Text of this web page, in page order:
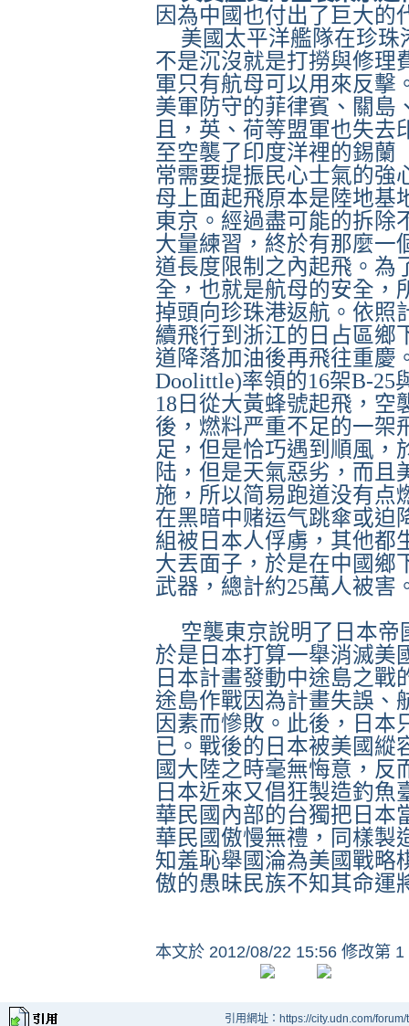
因為中國也付出了巨大的
美國太平洋艦隊在珍
不是沉沒就是打撈與修理
軍只有航母可以用來反擊
美軍防守的菲律賓、關島
且，英、荷等盟軍也失去
至空襲了印度洋裡的錫蘭
常需要提振民心士氣的強
母上面起飛原本是陸地基
東京。經過盡可能的拆除
大量練習，終於有那麼一
道長度限制之內起飛。為
全，也就是航母的安全，
掉頭向珍珠港返航。依照
續飛行到浙江的日占區鄉
道降落加油後再飛往重慶
Doolittle)率領的16架B-25
18 日從大黃蜂號起飛，空
後，燃料严重不足的一架
足，但是恰巧遇到順風，
陆，但是天氣惡劣，而且
施，所以简易跑道没有点
在黑暗中赌运气跳傘或迫
組被日本人俘虜，其他都
大丟面子，於是在中國鄉
武器，總計約25萬人被害
空襲東京說明了日本
於是日本打算一舉消滅美
日本計畫發動中途島之戰
途島作戰因為計畫失誤、
因素而慘敗。此後，日本
已。戰後的日本被美國縱
國大陸之時毫無悔意，反
日本近來又倡狂製造釣魚
華民國內部的台獨把日本
華民國傲慢無禮，同樣製
知羞恥舉國淪為美國戰略
傲的愚昧民族不知其命運
本文於 2012/08/22 15:56 修改第 1
引用網址：https://city.udn.com/